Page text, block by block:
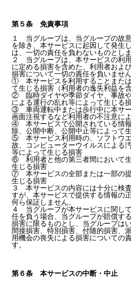
第５条 免責事項
１ 当グループは、当グループの故
を除き、本サービスに起因して発生
は、一切の責任を負わないものとしま
２ 当グループは、本サービスの利
に定める損害を含めた、利用者およ
損害について一切の責任を負いません
① 本サービスを利用することまた
て生じる損害（利用者の逸失利益を含
② 臨時ダイヤや季節ダイヤ、事故
による運行の乱れ等によって生じる
③ 車両運転中または歩行中に本サ
画面注視するなど利用者の不注意に
④ 本サービスで公開されている情報
除、公開中断、公開中止等によって
⑤ 本サービス利用時の、ソフトウ
故、コンピューターウイルスによる
等によって生じる損害
⑥ 利用者と他の第三者間において
生じる損害
⑦ 本サービスの全部または一部の
生じる損害
３ 本サービスの内容には十分に検
すが、本サービスで提供する情報の
何ら保証しません。
４ 当グループが本サービスに関し
任を負う場合、当グループが賠償す
損害に限るものとし、当グループは
間接損害、特別損害、付随的損害、
用機会の喪失による損害についての
す。
第６条 本サービスの中断・中止